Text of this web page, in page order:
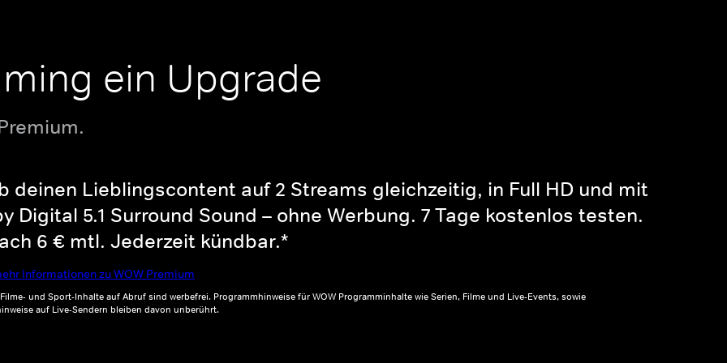
ein Upgrade
deinen Lieblingscontent auf 2 Streams gleichzeitig, in Full HD und mit
Digital 5.1 Surround Sound – ohne Werbung. 7 Tage kostenlos testen.
6 € mtl. Jederzeit kündbar.*
Informationen zu WOW Premium
und Sport-Inhalte auf Abruf sind werbefrei. Programmhinweise für WOW Programminhalte wie Serien, Filme und Live-Events, sowie
auf Live-Sendern bleiben davon unberührt.